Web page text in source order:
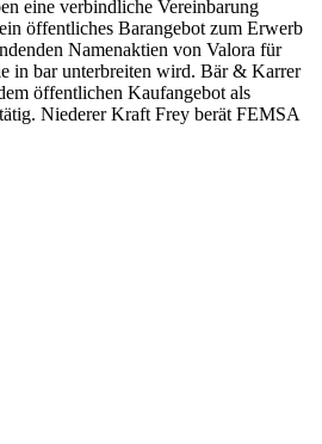
eine verbindliche Vereinbarung
öffentliches Barangebot zum Erwerb
Namenaktien von Valora für
in bar unterbreiten wird. Bär & Karrer
öffentlichen Kaufangebot als
Niederer Kraft Frey berät FEMSA